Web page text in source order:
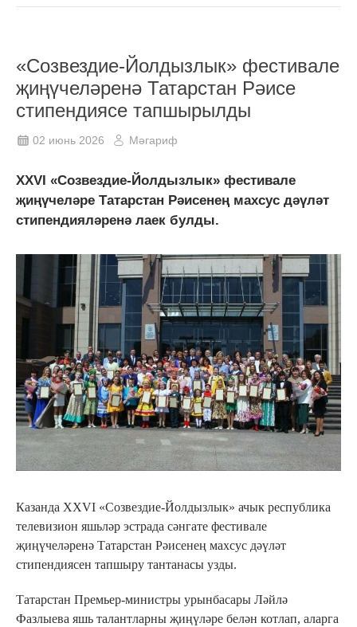
«Созвездие-Йолдызлык» фестивале
җиңүчеләренә Татарстан Рәисе
стипендиясе тапшырылды
02 июнь 2026 Мәгариф
XXVI «Созвездие-Йолдызлык» фестивале
җиңүчеләре Татарстан Рәисенең махсус дәүләт
стипендияләренә лаек булды.
Казанда XXVI «Созвездие-Йолдызлык» ачык республика
телевизион яшьләр эстрада сәнгате фестивале
җиңүчеләренә Татарстан Рәисенең махсус дәүләт
стипендиясен тапшыру тантанасы узды.
Татарстан Премьер-министры урынбасары Ләйлә
Фазлыева яшь талантларны җиңүләре белән котлап, аларга